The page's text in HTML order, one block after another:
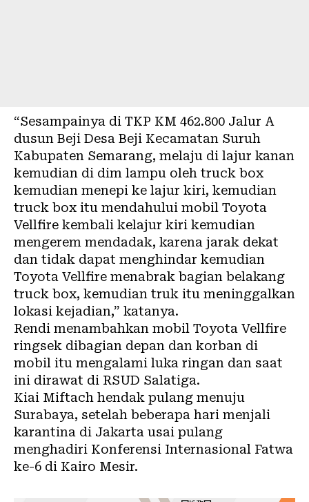
“Sesampainya di TKP KM 462.800 Jalur A
dusun Beji Desa Beji Kecamatan Suruh
Kabupaten Semarang, melaju di lajur kanan
kemudian di dim lampu oleh truck box
kemudian menepi ke lajur kiri, kemudian
truck box itu mendahului mobil Toyota
Vellfire kembali kelajur kiri kemudian
mengerem mendadak, karena jarak dekat
dan tidak dapat menghindar kemudian
Toyota Vellfire menabrak bagian belakang
truck box, kemudian truk itu meninggalkan
lokasi kejadian,” katanya.
Rendi menambahkan mobil Toyota Vellfire
ringsek dibagian depan dan korban di
mobil itu mengalami luka ringan dan saat
ini dirawat di RSUD Salatiga.
Kiai Miftach hendak pulang menuju
Surabaya, setelah beberapa hari menjali
karantina di Jakarta usai pulang
menghadiri Konferensi Internasional Fatwa
ke-6 di Kairo Mesir.